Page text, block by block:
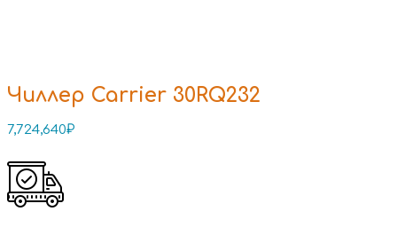
Чиллер Carrier 30RQ232
7,724,640₽